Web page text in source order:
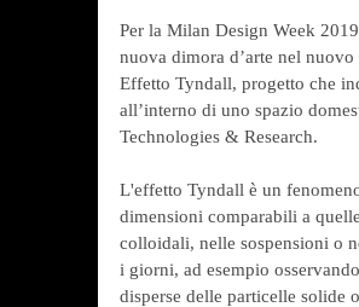
Per la Milan Design Week
nuova dimora d’arte nel
Effetto Tyndall, progetto che
all’interno di uno spazio
Technologies & Research.
L'effetto Tyndall è un
dimensioni comparabili a
colloidali, nelle sospensioni o
i giorni, ad esempio
disperse delle particelle solide